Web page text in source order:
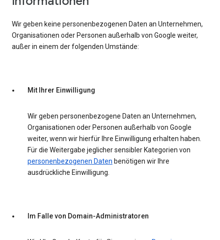
Wir geben keine personenbezogenen Daten an Unternehmen,
Organisationen oder Personen außerhalb von Google weiter,
außer in einem der folgenden Umstände:
Mit Ihrer Einwilligung
Wir geben personenbezogene Daten an Unternehmen,
Organisationen oder Personen außerhalb von Google
weiter, wenn wir hierfür Ihre Einwilligung erhalten haben.
Für die Weitergabe jeglicher sensibler Kategorien von
personenbezogenen Daten benötigen wir Ihre
ausdrückliche Einwilligung.
Im Falle von Domain-Administratoren